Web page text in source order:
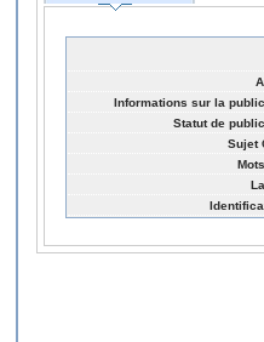
Informations sur la
Statut de
Sujet